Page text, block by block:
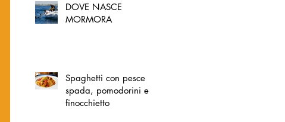
DOVE NASCE
MORMORA
Spaghetti con pesce
spada, pomodorini e
finocchietto